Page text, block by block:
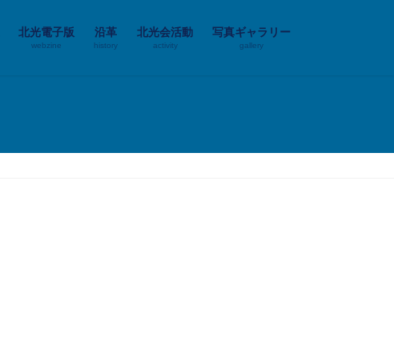
北光電子版
webzine
沿革
history
北光会活動
activity
写真ギャラリー
gallery